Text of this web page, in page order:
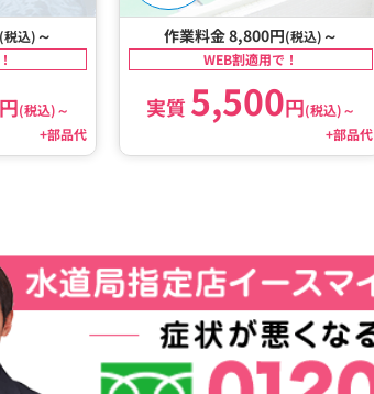
(税込) ～
円(税込)～
+部品代
作業料金 8,800円(税込) ～
WEB割適用で！
実質 5,500円(税込)～
+部品代